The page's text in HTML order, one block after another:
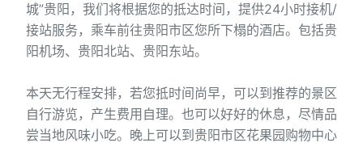
城”贵阳，我们将根据您的抵达时间，提供24小时接机/
接站服务，乘车前往贵阳市区您所下榻的酒店。包括贵
阳机场、贵阳北站、贵阳东站。
本天无行程安排，若您抵时间尚早，可以到推荐的景区
自行游览，产生费用自理。也可以好好的休息，尽情品
尝当地风味小吃。晚上可以到贵阳市区花果园购物中心